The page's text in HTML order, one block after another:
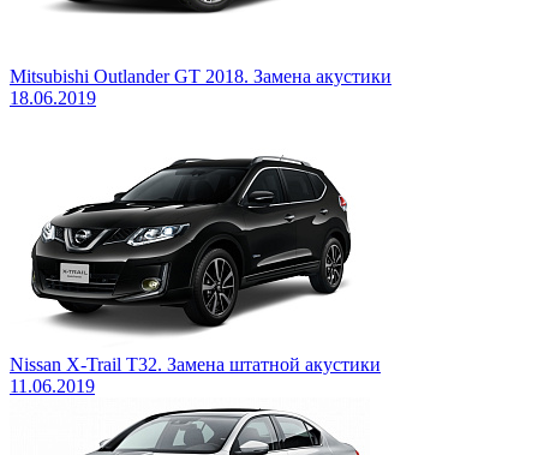
Mitsubishi Outlander GT 2018. Замена акустики
18.06.2019
Nissan X-Trail T32. Замена штатной акустики
11.06.2019